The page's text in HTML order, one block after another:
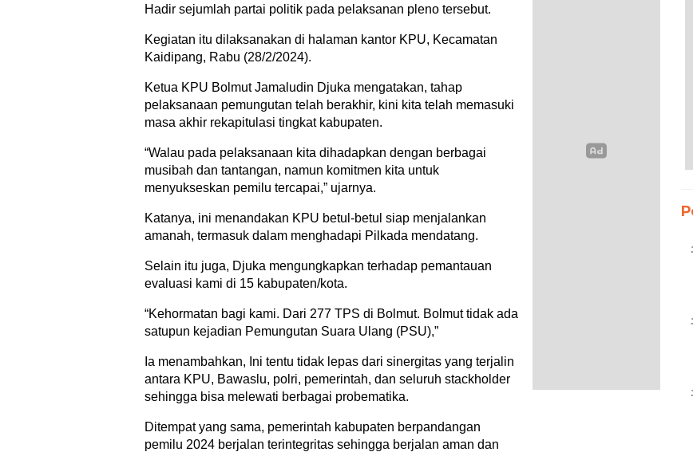
Hadir sejumlah partai politik pada pelaksanan pleno tersebut.
Kegiatan itu dilaksanakan di halaman kantor KPU, Kecamatan
Kaidipang, Rabu (28/2/2024).
Ketua KPU Bolmut Jamaludin Djuka mengatakan, tahap
pelaksanaan pemungutan telah berakhir, kini kita telah memasuki
masa akhir rekapitulasi tingkat kabupaten.
“Walau pada pelaksanaan kita dihadapkan dengan berbagai
musibah dan tantangan, namun komitmen kita untuk
menyukseskan pemilu tercapai,” ujarnya.
Katanya, ini menandakan KPU betul-betul siap menjalankan
amanah, termasuk dalam menghadapi Pilkada mendatang.
Selain itu juga, Djuka mengungkapkan terhadap pemantauan
evaluasi kami di 15 kabupaten/kota.
“Kehormatan bagi kami. Dari 277 TPS di Bolmut. Bolmut tidak ada
satupun kejadian Pemungutan Suara Ulang (PSU),”
Ia menambahkan, Ini tentu tidak lepas dari sinergitas yang terjalin
antara KPU, Bawaslu, polri, pemerintah, dan seluruh stackholder
sehingga bisa melewati berbagai probematika.
Ditempat yang sama, pemerintah kabupaten berpandangan
pemilu 2024 berjalan terintegritas sehingga berjalan aman dan